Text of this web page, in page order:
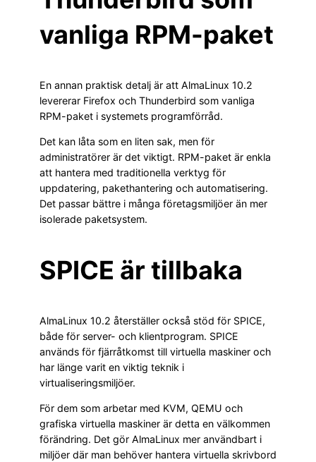
vanliga RPM-paket
En annan praktisk detalj är att AlmaLinux 10.2
levererar Firefox och Thunderbird som vanliga
RPM-paket i systemets programförråd.
Det kan låta som en liten sak, men för
administratörer är det viktigt. RPM-paket är enkla
att hantera med traditionella verktyg för
uppdatering, pakethantering och automatisering.
Det passar bättre i många företagsmiljöer än mer
isolerade paketsystem.
SPICE är tillbaka
AlmaLinux 10.2 återställer också stöd för SPICE,
både för server- och klientprogram. SPICE
används för fjärråtkomst till virtuella maskiner och
har länge varit en viktig teknik i
virtualiseringsmiljöer.
För dem som arbetar med KVM, QEMU och
grafiska virtuella maskiner är detta en välkommen
förändring. Det gör AlmaLinux mer användbart i
miljöer där man behöver hantera virtuella skrivbord